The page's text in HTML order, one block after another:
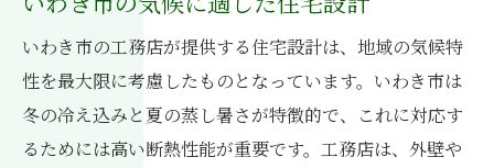
いわき市の工務店が提供する住宅設計は、地域の気候特
性を最大限に考慮したものとなっています。いわき市は
冬の冷え込みと夏の蒸し暑さが特徴的で、これに対応す
るためには高い断熱性能が重要です。工務店は、外壁や